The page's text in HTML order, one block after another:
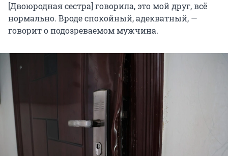
[Двоюродная сестра] говорила, это мой друг, всё
нормально. Вроде спокойный, адекватный, —
говорит о подозреваемом мужчина.